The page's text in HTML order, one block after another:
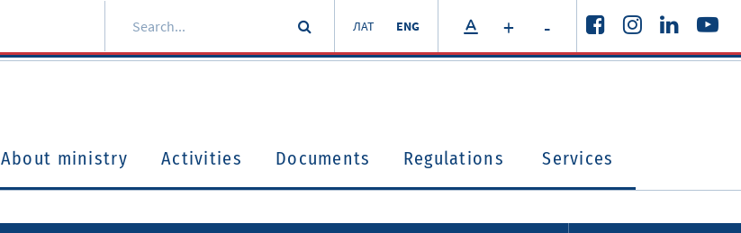
ЛАТ ENG + -
About ministry Activities Documents Regulations Services